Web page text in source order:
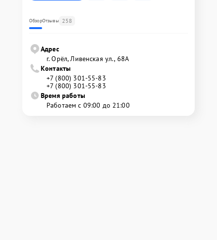
ОбзорОтзывы 258
Адрес
г. Орёл, Ливенская ул., 68А
Контакты
+7 (800) 301-55-83
+7 (800) 301-55-83
Время работы
Работаем с 09:00 до 21:00